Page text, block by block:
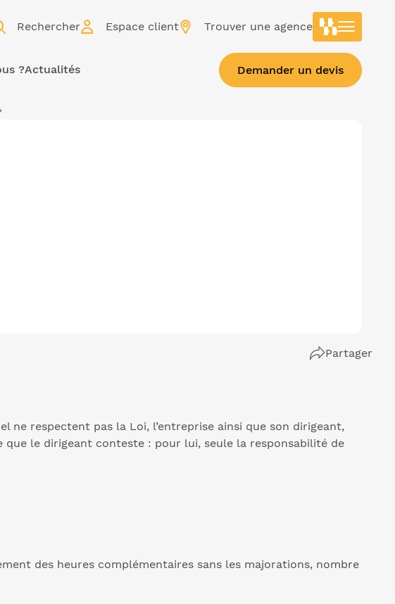
Rechercher Espace client Trouver une agence
?Actualités Demander un devis
Partager
ne respectent pas la Loi, l’entreprise ainsi que son dirigeant,
que le dirigeant conteste : pour lui, seule la responsabilité de
des heures complémentaires sans les majorations, nombre